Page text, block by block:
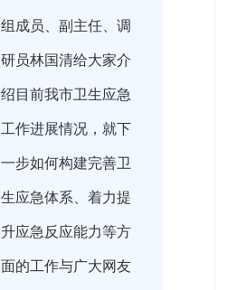
组成员、副主任、调
研员林国清给大家介
绍目前我市卫生应急
工作进展情况，就下
一步如何构建完善卫
生应急体系、着力提
升应急反应能力等方
面的工作与广大网友